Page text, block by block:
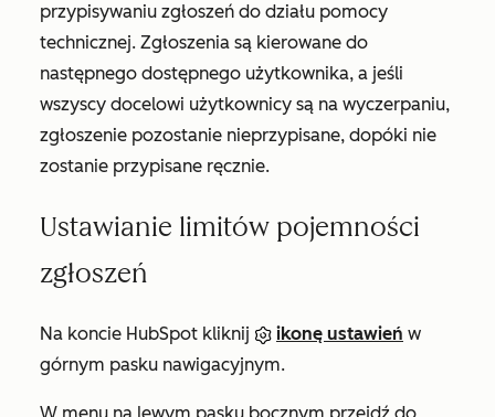
przypisywaniu zgłoszeń do działu pomocy
technicznej. Zgłoszenia są kierowane do
następnego dostępnego użytkownika, a jeśli
wszyscy docelowi użytkownicy są na wyczerpaniu,
zgłoszenie pozostanie nieprzypisane, dopóki nie
zostanie przypisane ręcznie.
Ustawianie limitów pojemności
zgłoszeń
Na koncie HubSpot kliknij ikonę ustawień w
górnym pasku nawigacyjnym.